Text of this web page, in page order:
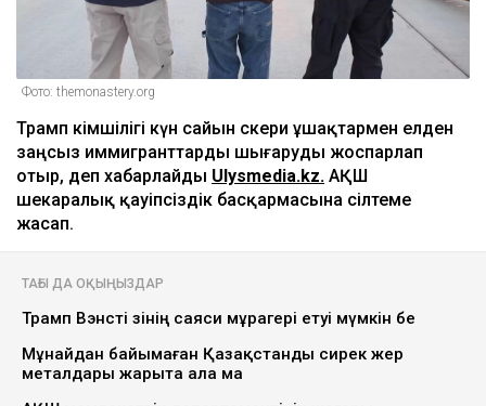
Фото: themonastery.org
Трамп әкімшілігі күн сайын әскери ұшақтармен елден
заңсыз иммигранттарды шығаруды жоспарлап
отыр, деп хабарлайды Ulysmedia.kz. АҚШ
шекаралық қауіпсіздік басқармасына сілтеме
жасап.
ТАҒЫ ДА ОҚЫҢЫЗДАР
Трамп Вэнсті өзінің саяси мұрагері етуі мүмкін бе
Мұнайдан байымаған Қазақстанды сирек жер
металдары жарыта ала ма